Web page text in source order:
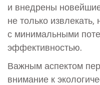
и внедрены
не только
с минимальными
эффективностью.
Важным аспектом
внимание к